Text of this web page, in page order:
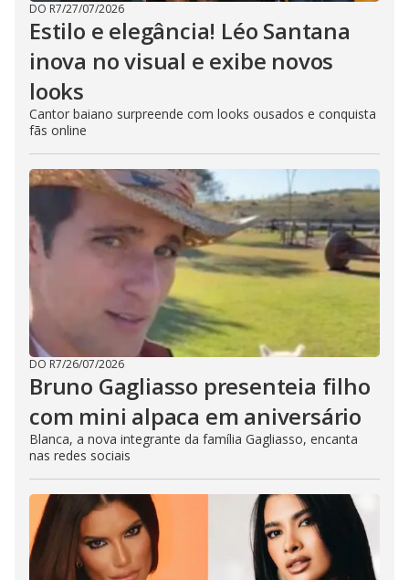
DO R7/27/07/2026
Estilo e elegância! Léo Santana
inova no visual e exibe novos
looks
Cantor baiano surpreende com looks ousados e conquista
fãs online
DO R7/26/07/2026
Bruno Gagliasso presenteia filho
com mini alpaca em aniversário
Blanca, a nova integrante da família Gagliasso, encanta
nas redes sociais